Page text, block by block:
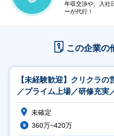
年収交渉や、入社
ーが代行！
この企業の
【未経験歓迎】クリクラ
／プライム上場／研修充実
20H
未確定
360万~420万